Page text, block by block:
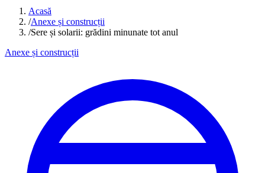
Acasă
/Anexe și construcții
/Sere și solarii: grădini minunate tot anul
Anexe și construcții